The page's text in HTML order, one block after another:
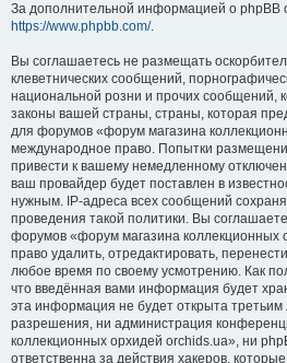
За дополнительной информацией о phpBB
https://www.phpbb.com/.
Вы соглашаетесь не размещать
клеветнических сообщений,
национальной розни и прочих сообщений,
законы вашей страны, страны, которая
для форумов «форум магазина
международное право. Попытки
привести к вашему немедленному
ваш провайдер будет поставлен в
нужным. IP-адреса всех сообщений
проведения такой политики. Вы
форумов «форум магазина коллекционных
право удалить, отредактировать,
любое время по своему усмотрению. Как
что введённая вами информация будет
эта информация не будет открыта
разрешения, ни администрация
коллекционных орхидей orchids.ua», ни
ответственна за действия хакеров,